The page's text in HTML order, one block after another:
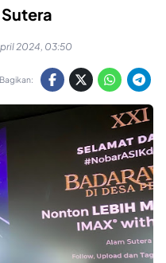
2024, 03:50
Bagikan: